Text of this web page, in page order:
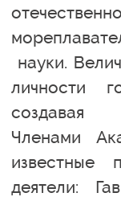
науки.
личности
создавая
Членами
известные
деятели: